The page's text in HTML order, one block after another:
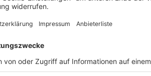
Klassik Kunst & Museen Märkte & Messen